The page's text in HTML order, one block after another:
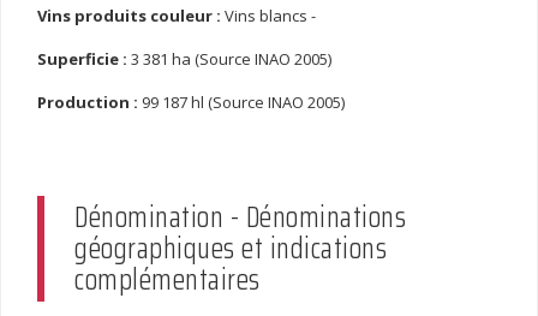
Vins produits couleur : Vins blancs -
Superficie : 3 381 ha (Source INAO 2005)
Production : 99 187 hl (Source INAO 2005)
Dénomination - Dénominations
géographiques et indications
complémentaires